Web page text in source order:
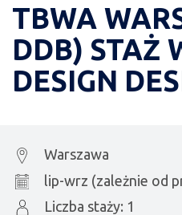
TBWA
DDB) STAŻ
DESIGN
Warszawa
lip-wrz (zależnie od
Liczba staży: 1
gala
media o nas